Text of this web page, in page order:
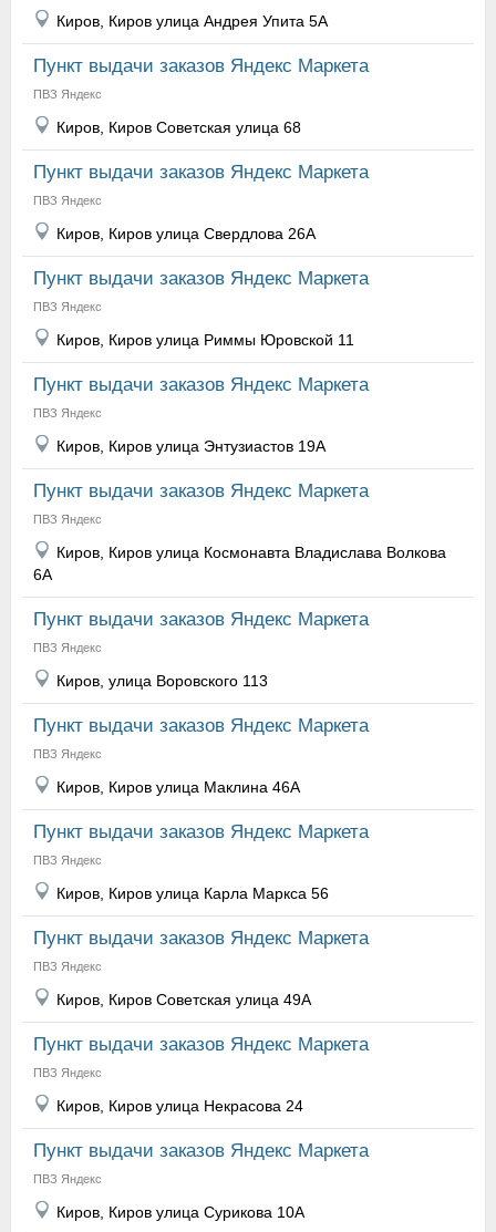
Киров, Киров улица Андрея Упита 5А
Пункт выдачи заказов Яндекс Маркета
ПВЗ Яндекс
Киров, Киров Советская улица 68
Пункт выдачи заказов Яндекс Маркета
ПВЗ Яндекс
Киров, Киров улица Свердлова 26А
Пункт выдачи заказов Яндекс Маркета
ПВЗ Яндекс
Киров, Киров улица Риммы Юровской 11
Пункт выдачи заказов Яндекс Маркета
ПВЗ Яндекс
Киров, Киров улица Энтузиастов 19А
Пункт выдачи заказов Яндекс Маркета
ПВЗ Яндекс
Киров, Киров улица Космонавта Владислава Волкова
6А
Пункт выдачи заказов Яндекс Маркета
ПВЗ Яндекс
Киров, улица Воровского 113
Пункт выдачи заказов Яндекс Маркета
ПВЗ Яндекс
Киров, Киров улица Маклина 46А
Пункт выдачи заказов Яндекс Маркета
ПВЗ Яндекс
Киров, Киров улица Карла Маркса 56
Пункт выдачи заказов Яндекс Маркета
ПВЗ Яндекс
Киров, Киров Советская улица 49А
Пункт выдачи заказов Яндекс Маркета
ПВЗ Яндекс
Киров, Киров улица Некрасова 24
Пункт выдачи заказов Яндекс Маркета
ПВЗ Яндекс
Киров, Киров улица Сурикова 10А